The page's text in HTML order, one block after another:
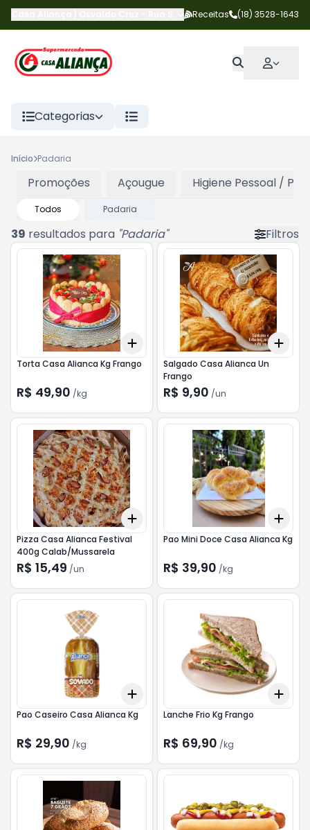
Rua Salgado Filho,Osvaldo Cruz-
Receitas (18) 3528-1643
Categorias
Início Padaria
Promoções Açougue Higiene Pessoal /
Todos Padaria
39 resultados para "Padaria" Filtros
+0.5kg
Add
Torta Casa Alianca Kg Frango
R$ 49,90 /kg
Add
Salgado Casa Alianca Un
Frango
R$ 9,90 /un
10
Add
Pizza Casa Alianca Festival
400g Calab/Mussarela
R$ 15,49 /un
Add
Pao Mini Doce Casa Alianca Kg
R$ 39,90 /kg
0.5kg
Add
Pao Caseiro Casa Alianca Kg
R$ 29,90 /kg
Add
Lanche Frio Kg Frango
R$ 69,90 /kg